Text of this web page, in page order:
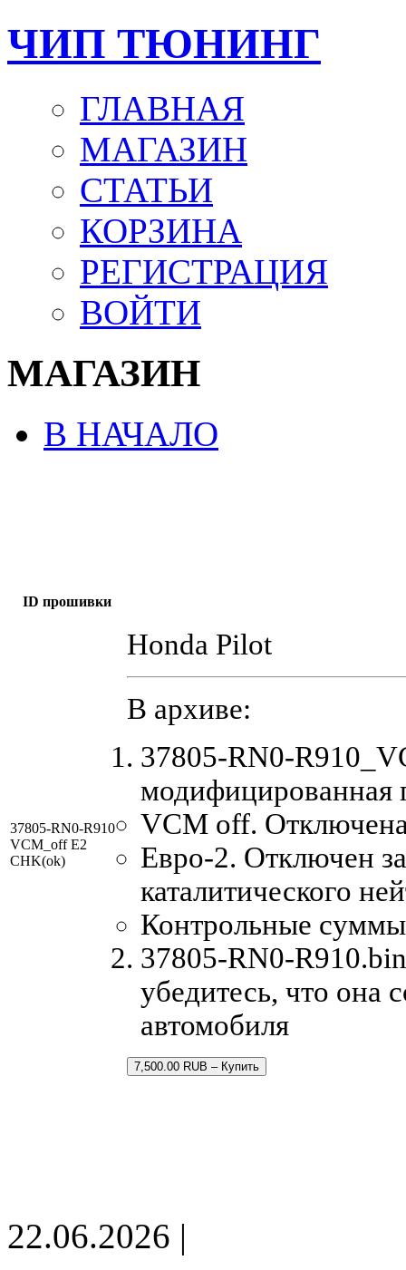
ЧИП ТЮНИНГ
ГЛАВНАЯ
МАГАЗИН
СТАТЬИ
КОРЗИНА
РЕГИСТРАЦИЯ
ВОЙТИ
МАГАЗИН
В НАЧАЛО
ID прошивки
37805-RN0-R910
VCM_off E2
CHK(ok)
Honda Pilot
В архиве:
37805-RN0-
модифицированная
VCM off.
Евро-2. Отключен
каталитического
Контрольные
37805-RN0-
убедитесь, что она
автомобиля
7,500.00 RUB – Купить
22.06.2026 |